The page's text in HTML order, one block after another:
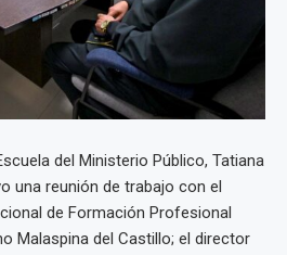
del Ministerio Público, Tatiana
una reunión de trabajo con el
de Formación Profesional
Malaspina del Castillo; el director